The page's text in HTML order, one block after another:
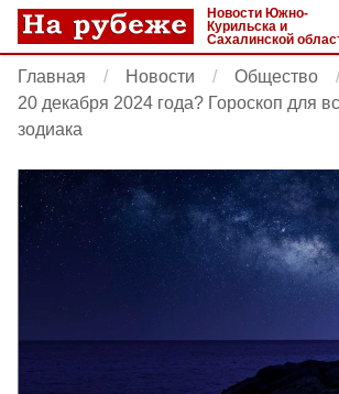
Новости Южно-
Курильска и
Сахалинской
Главная Новости Общество
20 декабря 2024 года? Гороскоп для
зодиака